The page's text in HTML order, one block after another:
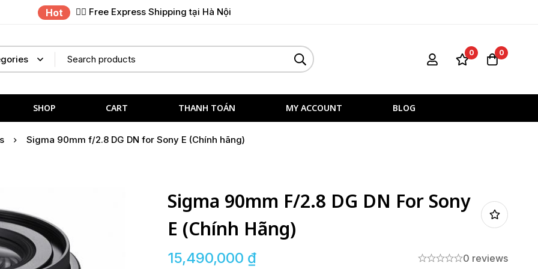
Hot ✌🏼 Free Express Shipping tại Hà Nội
0 0
SHOP CART THANH TOÁN MY ACCOUNT BLOG
Sigma 90mm f/2.8 DG DN for Sony E (Chính hãng)
Sigma 90mm F/2.8 DG DN For Sony
E (Chính Hãng)
15,490,000 ₫ 0 reviews